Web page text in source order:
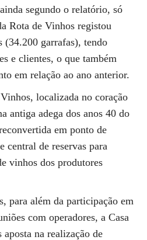
segundo o relatório, só
Rota de Vinhos registou
(34.200 garrafas), tendo
e clientes, o que também
em relação ao ano anterior.
localizada no coração
antiga adega dos anos 40 do
em ponto de
central de reservas para
vinhos dos produtores
para além da participação em
com operadores, a Casa
na realização de